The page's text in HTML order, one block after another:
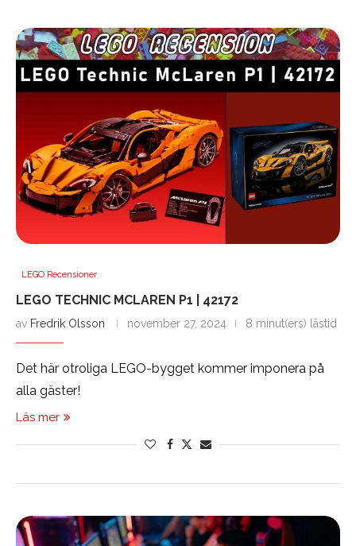
LEGO Recensioner
LEGO TECHNIC MCLAREN P1 | 42172
av Fredrik Olsson november 27, 2024 8 minut(ers) lästid
Det här otroliga LEGO-bygget kommer imponera på
alla gäster!
Läs mer